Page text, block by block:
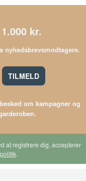
kr.
nyhedsbrevsmodtagere.
TILMELD
om kampagner og
at registrere dig, accepterer
.